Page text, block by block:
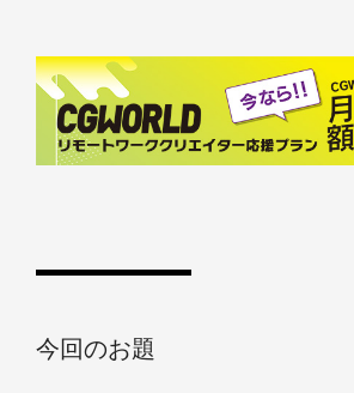
今回のお題